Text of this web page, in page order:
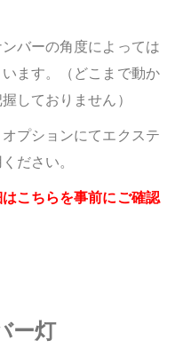
バーの角度によっては
ます。（どこまで動か
しておりません）
プションにてエクステ
ください。
こちらを事前にご確認
ー灯